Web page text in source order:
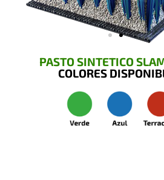
PASTO SINTETICO
COLORES